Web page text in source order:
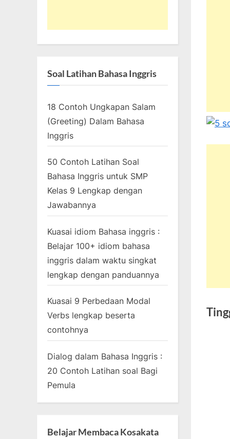
Soal Latihan Bahasa Inggris
18 Contoh Ungkapan Salam
(Greeting) Dalam Bahasa
Inggris
50 Contoh Latihan Soal
Bahasa Inggris untuk SMP
Kelas 9 Lengkap dengan
Jawabannya
Kuasai idiom Bahasa inggris :
Belajar 100+ idiom bahasa
inggris dalam waktu singkat
lengkap dengan panduannya
Kuasai 9 Perbedaan Modal
Verbs lengkap beserta
contohnya
Dialog dalam Bahasa Inggris :
20 Contoh Latihan soal Bagi
Pemula
Belajar Membaca Kosakata